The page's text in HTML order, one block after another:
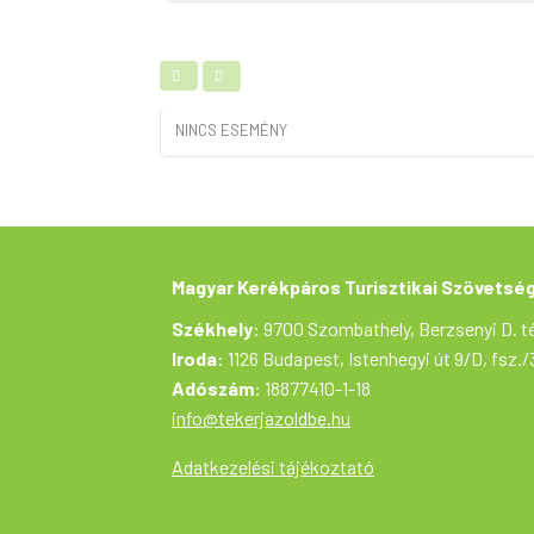
NINCS ESEMÉNY
Magyar Kerékpáros Turisztikai
Székhely: 9700 Szombathely, Berzsenyi D.
Iroda: 1126 Budapest, Istenhegyi út 9/D, fsz./
Adószám: 18877410-1-18
info@tekerjazoldbe.hu
Adatkezelési tájékoztató